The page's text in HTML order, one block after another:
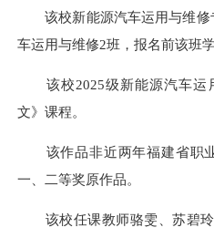
该校新能源汽车运用与维修
车运用与维修2班，报名前该班学
该校2025级新能源汽车运
文》课程。
该作品非近两年福建省职
一、二等奖原作品。
该校任课教师骆雯、苏碧玲